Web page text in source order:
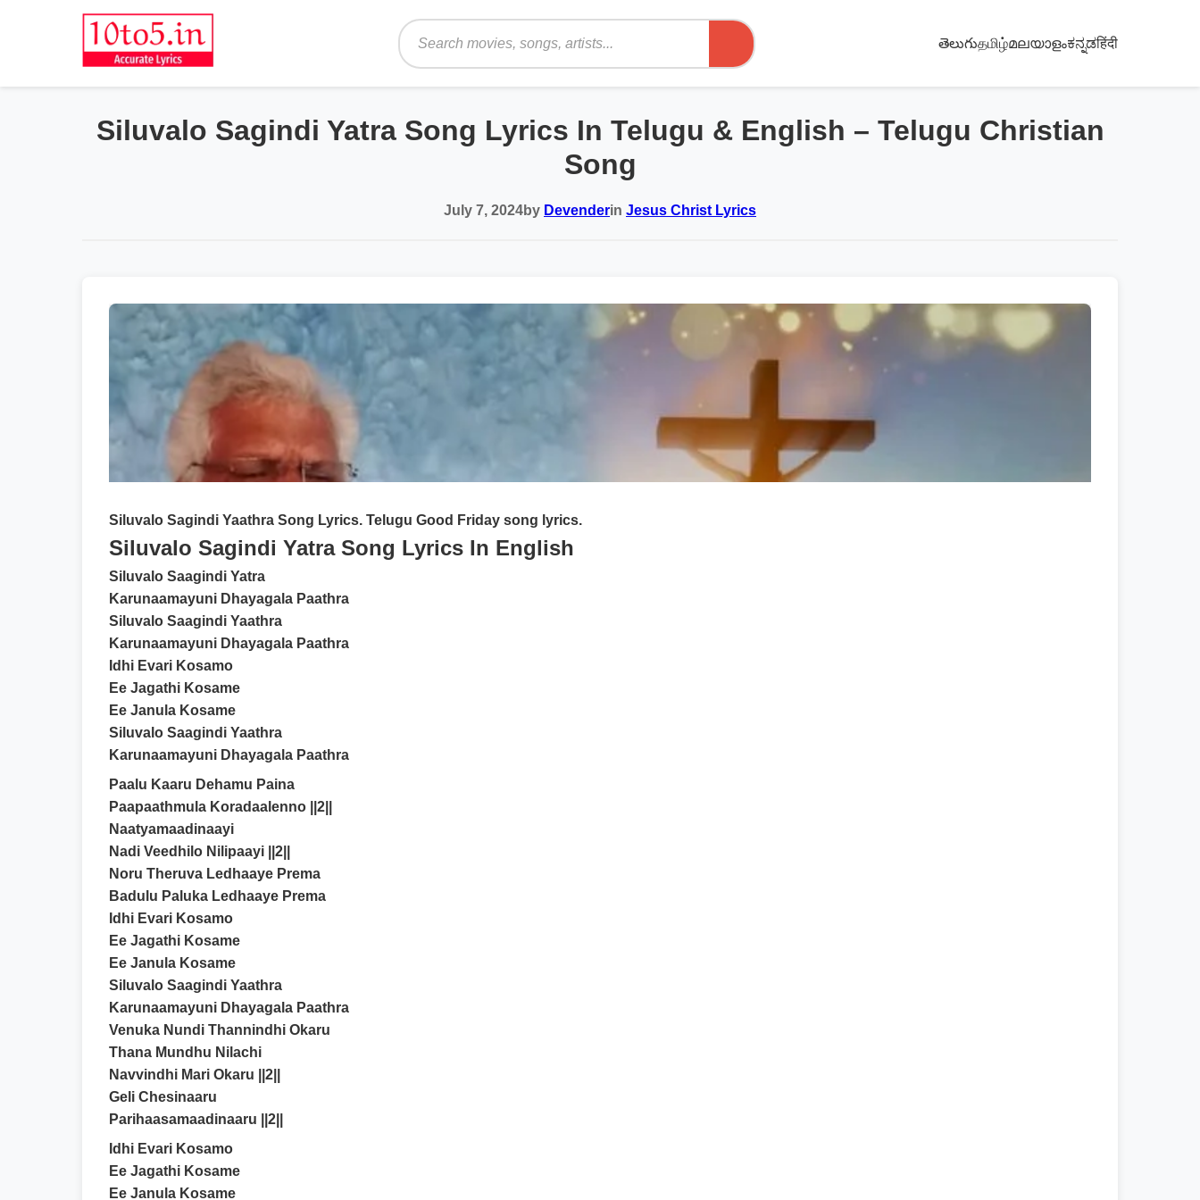
Search
తెలుగుதமிழ்മലയാളംಕನ್ನಡहिंदी
Siluvalo Sagindi Yatra Song Lyrics In Telugu & English – Telugu Christian
Song
July 7, 2024by Devenderin Jesus Christ Lyrics
Siluvalo Sagindi Yaathra Song Lyrics. Telugu Good Friday song lyrics.
Siluvalo Sagindi Yatra Song Lyrics In English
Siluvalo Saagindi Yatra
Karunaamayuni Dhayagala Paathra
Siluvalo Saagindi Yaathra
Karunaamayuni Dhayagala Paathra
Idhi Evari Kosamo
Ee Jagathi Kosame
Ee Janula Kosame
Siluvalo Saagindi Yaathra
Karunaamayuni Dhayagala Paathra
Paalu Kaaru Dehamu Paina
Paapaathmula Koradaalenno ||2||
Naatyamaadinaayi
Nadi Veedhilo Nilipaayi ||2||
Noru Theruva Ledhaaye Prema
Badulu Paluka Ledhaaye Prema
Idhi Evari Kosamo
Ee Jagathi Kosame
Ee Janula Kosame
Siluvalo Saagindi Yaathra
Karunaamayuni Dhayagala Paathra
Venuka Nundi Thannindhi Okaru
Thana Mundhu Nilachi
Navvindhi Mari Okaru ||2||
Geli Chesinaaru
Parihaasamaadinaaru ||2||
Idhi Evari Kosamo
Ee Jagathi Kosame
Ee Janula Kosame